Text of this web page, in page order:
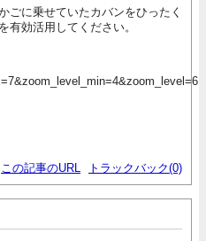
ごに乗せていたカバンをひったく
効活用してください。
この記事のURL トラックバック(0)